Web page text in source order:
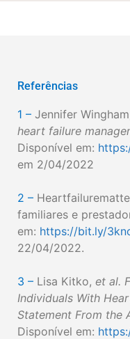
Referências
1 – Jennifer
heart failure
Disponível em:
em 2/04/2022
2 –
familiares e
em: https://bit.ly/
22/04/2022.
3 – Lisa Kitko, et al.
Individuals With
Statement From the
Disponível em: